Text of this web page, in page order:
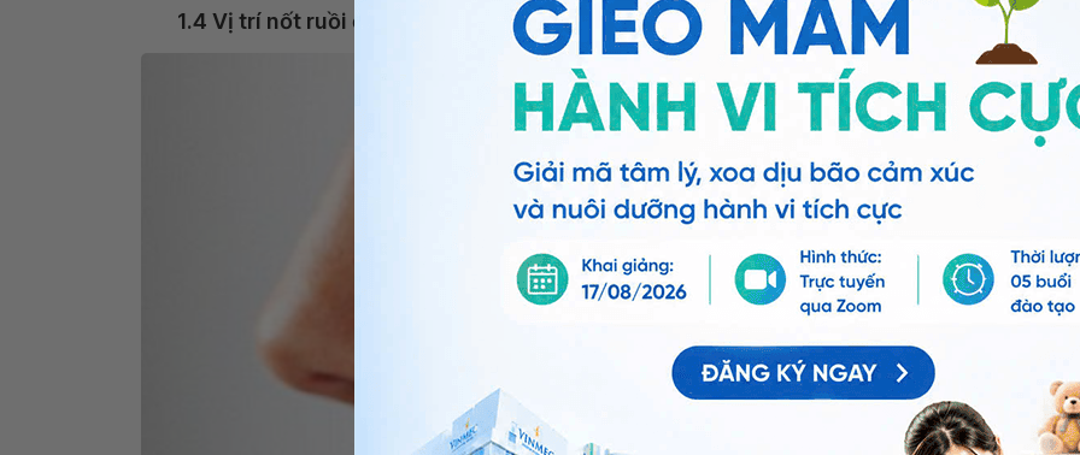
1.4 Vị trí nốt ruồi ở trên da